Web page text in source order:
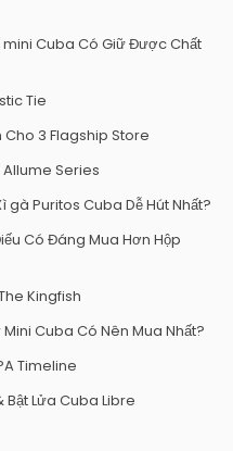
Cuba Có Giữ Được Chất
Tie
3 Flagship Store
Allume Series
Puritos Cuba Dễ Hút Nhất?
Có Đáng Mua Hơn Hộp
Kingfish
Cuba Có Nên Mua Nhất?
Timeline
Bật Lửa Cuba Libre